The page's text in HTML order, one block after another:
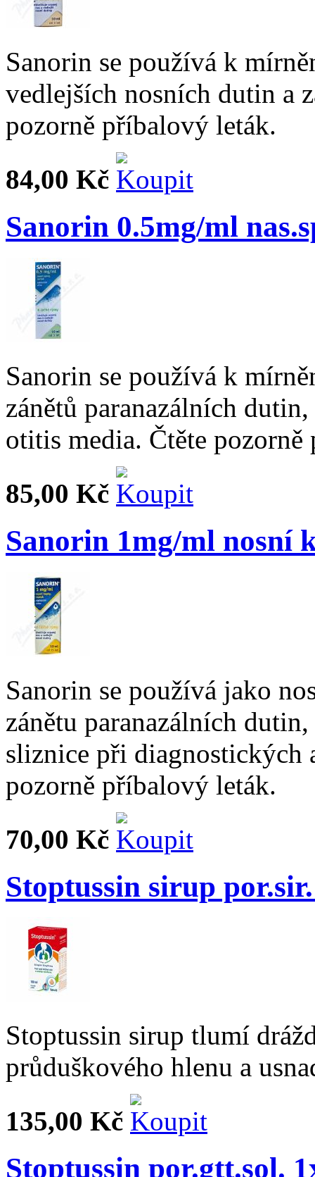
Sanorin se používá k
vedlejších nosních dutin a
pozorně příbalový leták.
84,00 Kč
Sanorin 0.5mg/ml
Sanorin se používá k
zánětů paranazálních
otitis media. Čtěte
85,00 Kč
Sanorin 1mg/ml nosní
Sanorin se používá jako
zánětu paranazálních
sliznice při diagnostických
pozorně příbalový leták.
70,00 Kč
Stoptussin sirup
Stoptussin sirup tlumí
průduškového hlenu a
135,00 Kč
Stoptussin por.gtt.sol.